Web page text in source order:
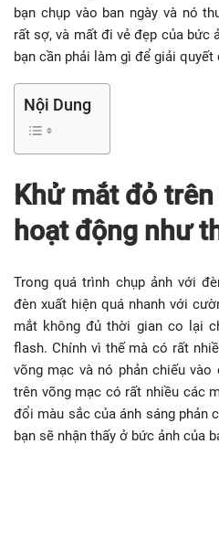
bạn chụp vào ban ngày và nó
rất sợ, và mất đi vẻ đẹp của bức
bạn cần phải làm gì để giải quyết
Nội Dung
Khử mắt đỏ
hoạt động như
Trong quá trình chụp ảnh với
đèn xuất hiện quá nhanh với
mắt không đủ thời gian co lại
flash. Chính vì thế mà có rất
võng mạc và nó phản chiếu
trên võng mạc có rất nhiều các
đổi màu sắc của ánh sáng phản
bạn sẽ nhận thấy ở bức ảnh của